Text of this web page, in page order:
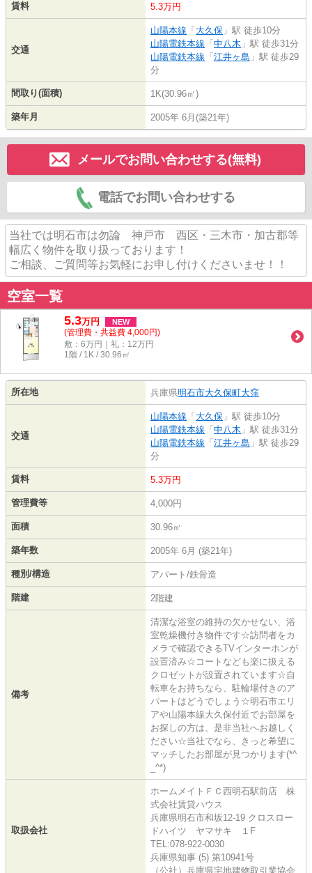
賃料 5.3万円
交通
山陽本線 「 大久保 」駅 徒歩10分
山陽電鉄本線 「 中八木 」駅 徒歩31分
山陽電鉄本線 「 江井ヶ島 」駅 徒歩29
分
間取り(面積) 1K(30.96㎡)
築年月 2005年 6月(築21年)
メールでお問い合わせする(無料)
電話でお問い合わせする
当社では明石市は勿論 神戸市 西区・三木市・加古郡等
幅広く物件を取り扱っております！
ご相談、ご質問等お気軽にお申し付けくださいませ！！
空室一覧
5.3万円 NEW
(管理費・共益費 4,000円)
敷：6万円｜礼：12万円
1階 / 1K / 30.96㎡
所在地 兵庫県明石市大久保町大窪
交通
山陽本線 「 大久保 」駅 徒歩10分
山陽電鉄本線 「 中八木 」駅 徒歩31分
山陽電鉄本線 「 江井ヶ島 」駅 徒歩29
分
賃料 5.3万円
管理費等 4,000円
面積 30.96㎡
築年数 2005年 6月 (築21年)
種別/構造 アパート/鉄骨造
階建 2階建
備考
清潔な浴室の維持の欠かせない、浴
室乾燥機付き物件です☆訪問者をカ
メラで確認できるTVインターホンが
設置済み☆コートなども楽に扱える
クロゼットが設置されています☆自
転車をお持ちなら、駐輪場付きのア
パートはどうでしょう☆明石市エリ
アや山陽本線大久保付近でお部屋を
お探しの方は、是非当社へお越しく
ださい☆当社でなら、きっと希望に
マッチしたお部屋が見つかります(*^
_^*)
取扱会社
ホームメイトＦＣ西明石駅前店 株
式会社賃貸ハウス
兵庫県明石市和坂12-19 クロスロー
ドハイツ ヤマサキ １F
TEL:078-922-0030
兵庫県知事 (5) 第10941号
（公社）兵庫県宅地建物取引業協会